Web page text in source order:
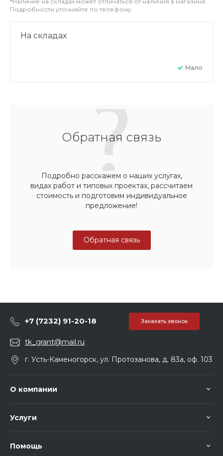
Подробности уточняйте по телефону.
На складах
Мало
Обратная связь
Подробно расскажем о наших услугах,
видах работ и типовых проектах, рассчитаем
стоимость и подготовим индивидуальное
предложение!
Обратная связь
+7 (7232) 91-20-18 Заказать звонок
tk_grant@mail.ru
г. Усть-Каменогорск, ул. Протозанова, д. 83а, оф. 103
О компании
Услуги
Помощь